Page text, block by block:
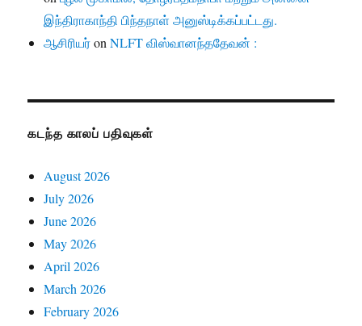
இந்திராகாந்தி பிந்தநாள் அனுஸ்டிக்கப்பட்டது.
ஆசிரியர்onNLFT விஸ்வானந்ததேவன் :
கடந்த காலப் பதிவுகள்
August 2026
July 2026
June 2026
May 2026
April 2026
March 2026
February 2026